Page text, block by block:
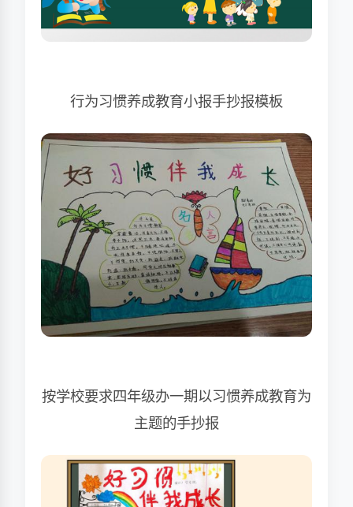
行为习惯养成教育小报手抄报模板
按学校要求四年级办一期以习惯养成教育为
主题的手抄报